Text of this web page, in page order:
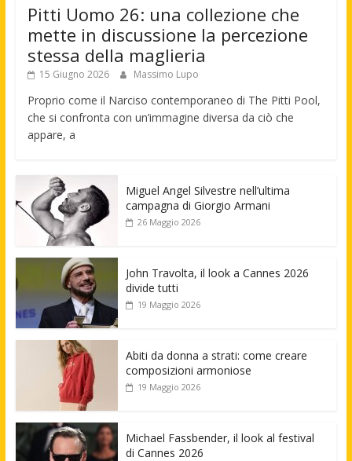
Pitti Uomo 26: una collezione che
mette in discussione la percezione
stessa della maglieria
15 Giugno 2026 Massimo Lupo
Proprio come il Narciso contemporaneo di The Pitti Pool,
che si confronta con un’immagine diversa da ciò che
appare, a
Miguel Angel Silvestre nell’ultima
campagna di Giorgio Armani
26 Maggio 2026
John Travolta, il look a Cannes 2026
divide tutti
19 Maggio 2026
Abiti da donna a strati: come creare
composizioni armoniose
19 Maggio 2026
Michael Fassbender, il look al festival
di Cannes 2026